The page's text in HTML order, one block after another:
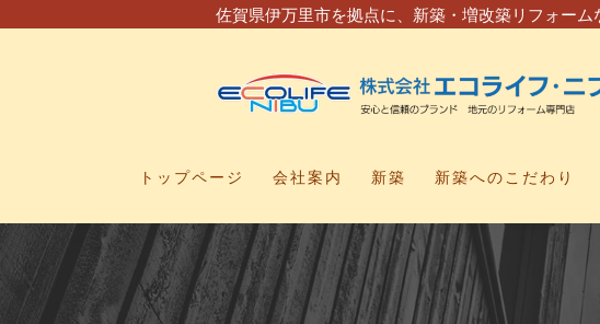
佐賀県伊万里市を拠点に、新築・増改築リフォー
トップページ 会社案内 新築 新築へのこだわり